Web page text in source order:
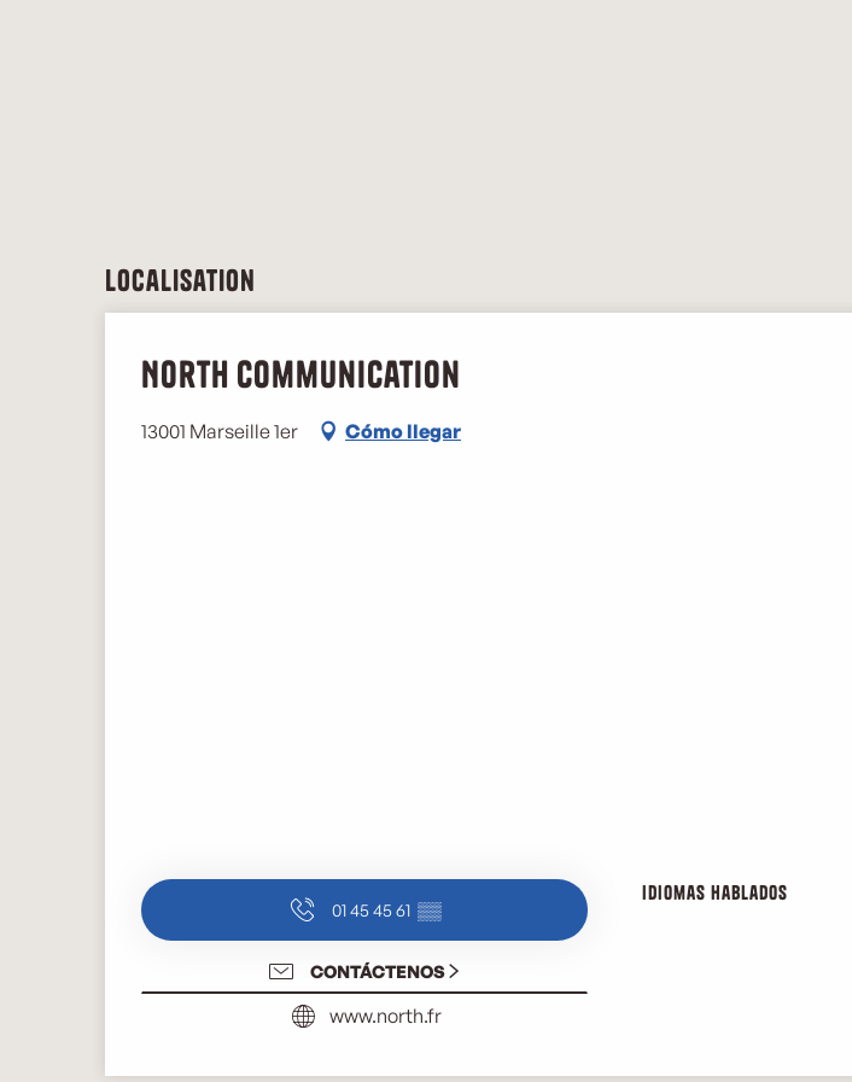
Localisation
North Communication
13001 Marseille 1er Cómo llegar
01 45 45 61 ▒▒
CONTÁCTENOS
www.north.fr
Idiomas hablados
Idiomas hablados